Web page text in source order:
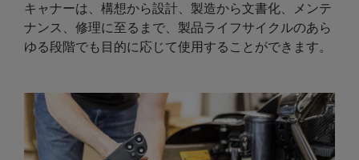
キャナーは、構想から設計、製造から文書化、メンテ
ナンス、修理に至るまで、製品ライフサイクルのあら
ゆる段階でも目的に応じて使用することができます。